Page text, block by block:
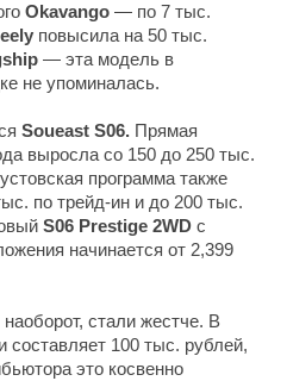
Okavango — по 7 тыс.
повысила на 50 тыс.
— эта модель в
не упоминалась.
Soueast S06. Прямая
выросла со 150 до 250 тыс.
программа также
по трейд-ин и до 200 тыс.
S06 Prestige 2WD с
начинается от 2,399
стали жестче. В
составляет 100 тыс. рублей,
это косвенно